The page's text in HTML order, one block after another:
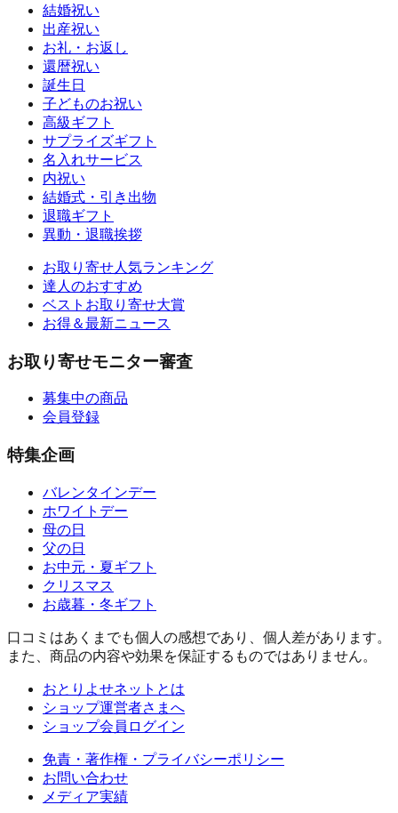
結婚祝い
出産祝い
お礼・お返し
還暦祝い
誕生日
子どものお祝い
高級ギフト
サプライズギフト
名入れサービス
内祝い
結婚式・引き出物
退職ギフト
異動・退職挨拶
お取り寄せ人気ランキング
達人のおすすめ
ベストお取り寄せ大賞
お得＆最新ニュース
お取り寄せモニター審査
募集中の商品
会員登録
特集企画
バレンタインデー
ホワイトデー
母の日
父の日
お中元・夏ギフト
クリスマス
お歳暮・冬ギフト
口コミはあくまでも個人の感想であり、個人差があります。
また、商品の内容や効果を保証するものではありません。
おとりよせネットとは
ショップ運営者さまへ
ショップ会員ログイン
免責・著作権・プライバシーポリシー
お問い合わせ
メディア実績